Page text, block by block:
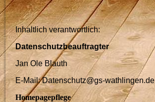
Inhaltlich verantwortlich:
Datenschutzbeauftragter
Jan Ole Blauth
E-Mail: Datenschutz@gs-wathlingen.de
Homepagepflege